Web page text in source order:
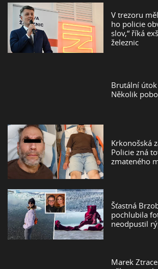
V trezoru
ho policie
slov,“ říká
železnic
Brutální útok
Několik
Krkonošská
Policie zná
zmateného
Šťastná
pochlubila
neodpustil
Marek